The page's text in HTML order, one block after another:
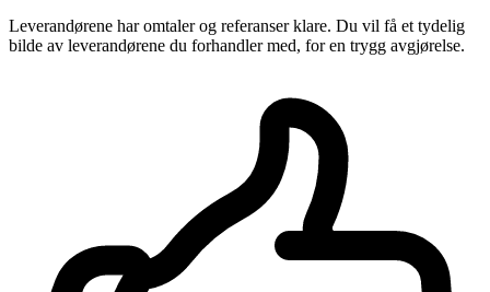
Leverandørene har omtaler og referanser klare. Du vil få et tydelig
bilde av leverandørene du forhandler med, for en trygg avgjørelse.